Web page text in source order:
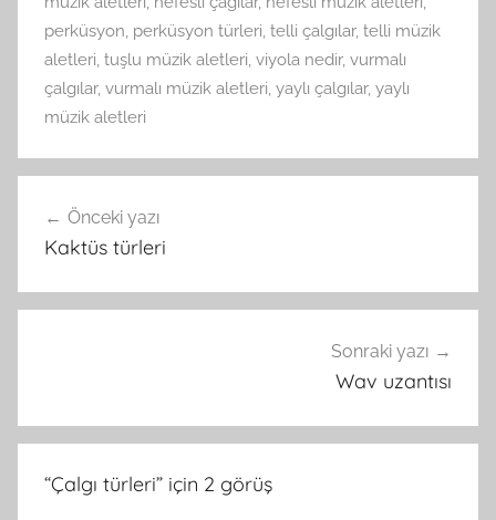
perküsyon, perküsyon türleri, telli çalgılar, telli müzik
aletleri, tuşlu müzik aletleri, viyola nedir, vurmalı
çalgılar, vurmalı müzik aletleri, yaylı çalgılar, yaylı
müzik aletleri
gezinmesi
Önceki yazı
Kaktüs türleri
Sonraki yazı
Wav uzantısı
“Çalgı türleri” için 2 görüş